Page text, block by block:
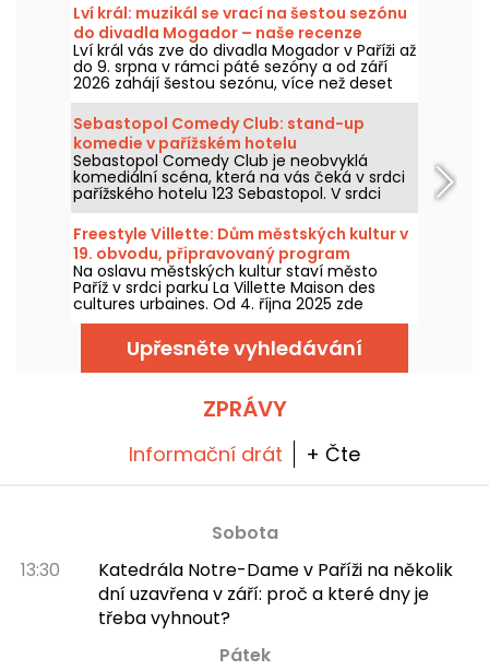
Lví král: muzikál se vrací na šestou sezónu
do divadla Mogador – naše recenze
Lví král vás zve do divadla Mogador v Paříži až
do 9. srpna v rámci páté sezóny a od září
2026 zahájí šestou sezónu, více než deset
let po posledním představení v této pařížské
scéně. Viděli jsme ho na vlastní oči a teď
vám prozradíme všechno!
Sebastopol Comedy Club: stand-up
komedie v pařížském hotelu
Sebastopol Comedy Club je neobvyklá
komediální scéna, která na vás čeká v srdci
pařížského hotelu 123 Sebastopol. V srdci
hotelu najdete každý víkend stand-up
scénu, na které vystupují zavedení umělci.
Freestyle Villette: Dům městských kultur v
19. obvodu, připravovaný program
Na oslavu městských kultur staví město
Paříž v srdci parku La Villette Maison des
cultures urbaines. Od 4. října 2025 zde
budete moci objevovat městský tanec,
hudbu, sport a pouliční umění.
Upřesněte vyhledávání
ZPRÁVY
Informační drát + Čte
Sobota
13:30
Katedrála Notre-Dame v Paříži na několik
dní uzavřena v září: proč a které dny je
třeba vyhnout?
Pátek